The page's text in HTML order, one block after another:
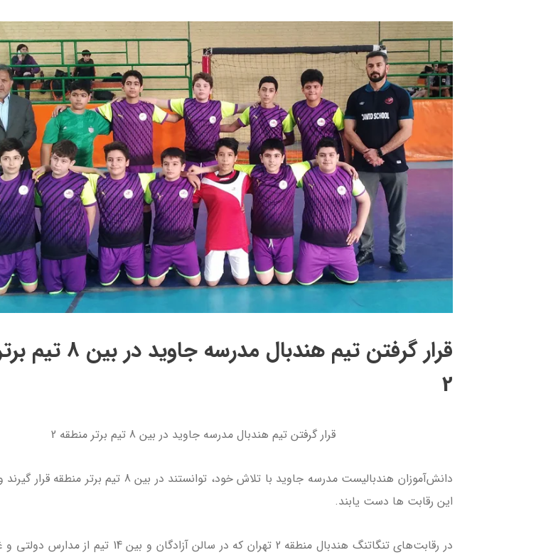
قرار گرفتن تیم هندبال
2
قرار گرفتن تیم هندبال مدرسه جاوید در بین 8 تیم برتر منطقه 2
دانش‌آموزان هندبالیست مدرسه جاوید با تلاش خود، توانستند در بین 8
این رقابت ها دست یابند.
در رقابت‌های تنگاتنگ هندبال منطقه 2 تهران که در سالن آزادگان و